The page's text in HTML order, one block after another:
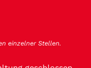
einzelner Stellen.